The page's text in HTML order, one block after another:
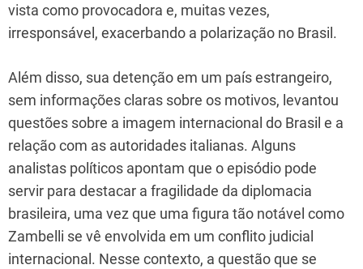
vista como provocadora e, muitas vezes,
irresponsável, exacerbando a polarização no Brasil.
Além disso, sua detenção em um país estrangeiro,
sem informações claras sobre os motivos, levantou
questões sobre a imagem internacional do Brasil e a
relação com as autoridades italianas. Alguns
analistas políticos apontam que o episódio pode
servir para destacar a fragilidade da diplomacia
brasileira, uma vez que uma figura tão notável como
Zambelli se vê envolvida em um conflito judicial
internacional. Nesse contexto, a questão que se